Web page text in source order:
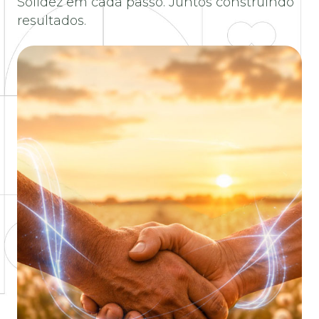
resultados.